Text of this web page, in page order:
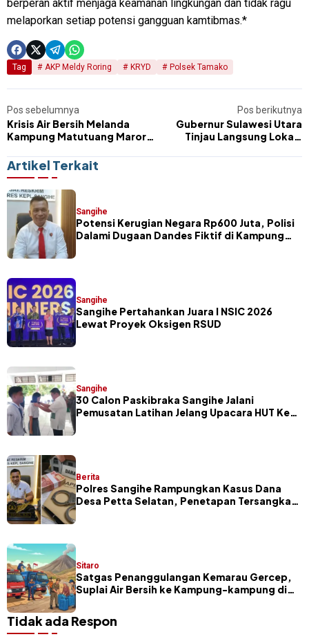
berperan aktif menjaga keamanan lingkungan dan tidak ragu
melaporkan setiap potensi gangguan kamtibmas.*
Tag AKP Meldy Roring KRYD Polsek Tamako
Pos sebelumnya
Krisis Air Bersih Melanda
Kampung Matutuang Marore
Demi Air Minum
Pos berikutnya
Gubernur Sulawesi Utara
Tinjau Langsung Lokasi
Artikel Terkait
Sangihe
Potensi Kerugian Negara Rp600 Juta, Polisi
Dalami Dugaan Dandes Fiktif di Kampung
Sangihe
Sangihe Pertahankan Juara I NSIC 2026
Lewat Proyek Oksigen RSUD
Sangihe
30 Calon Paskibraka Sangihe Jalani
Pemusatan Latihan Jelang Upacara HUT Ke-
Berita
Polres Sangihe Rampungkan Kasus Dana
Desa Petta Selatan, Penetapan Tersangka
Sitaro
Satgas Penanggulangan Kemarau Gercep,
Suplai Air Bersih ke Kampung-kampung di
Tidak ada Respon